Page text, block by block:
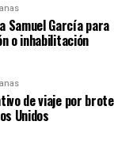
Samuel García para
o inhabilitación
de viaje por brote
Unidos